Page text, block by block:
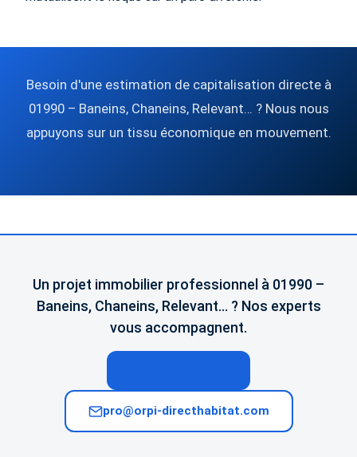
Besoin d'une estimation de capitalisation directe à
01990 – Baneins, Chaneins, Relevant… ? Nous nous
appuyons sur un tissu économique en mouvement.
Un projet immobilier professionnel à 01990 –
Baneins, Chaneins, Relevant… ? Nos experts
vous accompagnent.
pro@orpi-directhabitat.com